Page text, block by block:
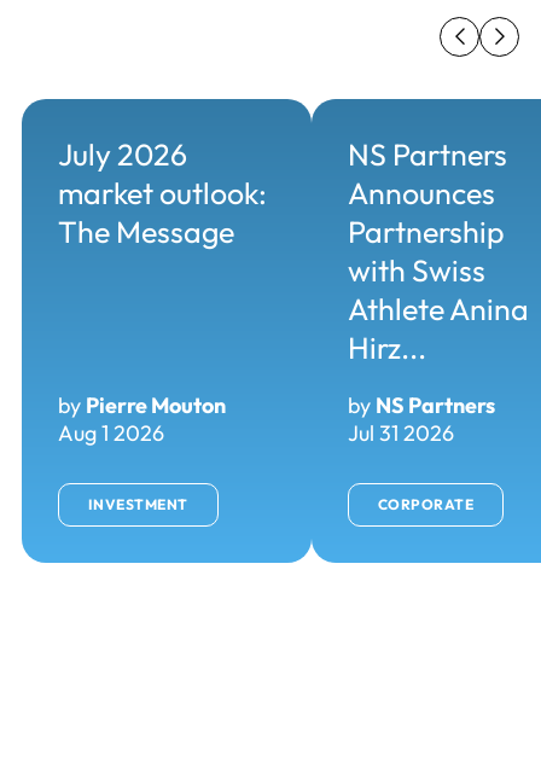
July 2026
market outlook:
The Message
by Pierre Mouton
Aug 1 2026
INVESTMENT
NS Partners
Announces
Partnership
with Swiss
Athlete Anina
Hirz...
by NS Partners
Jul 31 2026
CORPORATE